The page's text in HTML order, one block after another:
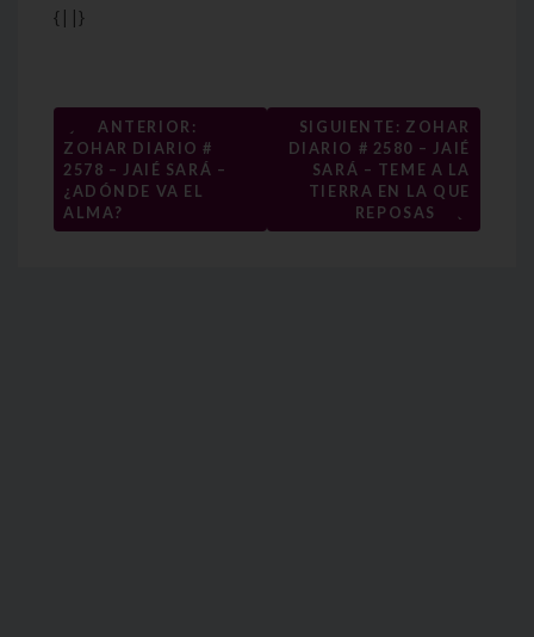
{||}
Navegación
de
entradas
←
ANTERIOR:
ZOHAR DIARIO #
2578 – JAIÉ SARÁ –
¿ADÓNDE VA EL
ALMA?
SIGUIENTE: ZOHAR
DIARIO # 2580 – JAIÉ
SARÁ – TEME A LA
TIERRA EN LA QUE
REPOSAS
→